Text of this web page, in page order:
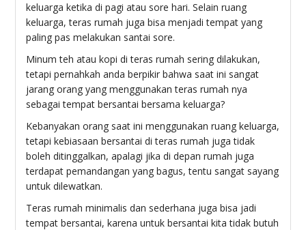
keluarga ketika di pagi atau sore hari. Selain ruang
keluarga, teras rumah juga bisa menjadi tempat yang
paling pas melakukan santai sore.
Minum teh atau kopi di teras rumah sering dilakukan,
tetapi pernahkah anda berpikir bahwa saat ini sangat
jarang orang yang menggunakan teras rumah nya
sebagai tempat bersantai bersama keluarga?
Kebanyakan orang saat ini menggunakan ruang keluarga,
tetapi kebiasaan bersantai di teras rumah juga tidak
boleh ditinggalkan, apalagi jika di depan rumah juga
terdapat pemandangan yang bagus, tentu sangat sayang
untuk dilewatkan.
Teras rumah minimalis dan sederhana juga bisa jadi
tempat bersantai, karena untuk bersantai kita tidak butuh